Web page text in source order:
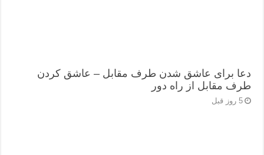
دعا برای عاشق شدن طرف مقابل – عاشق کردن
طرف مقابل از راه دور
5 روز قبل